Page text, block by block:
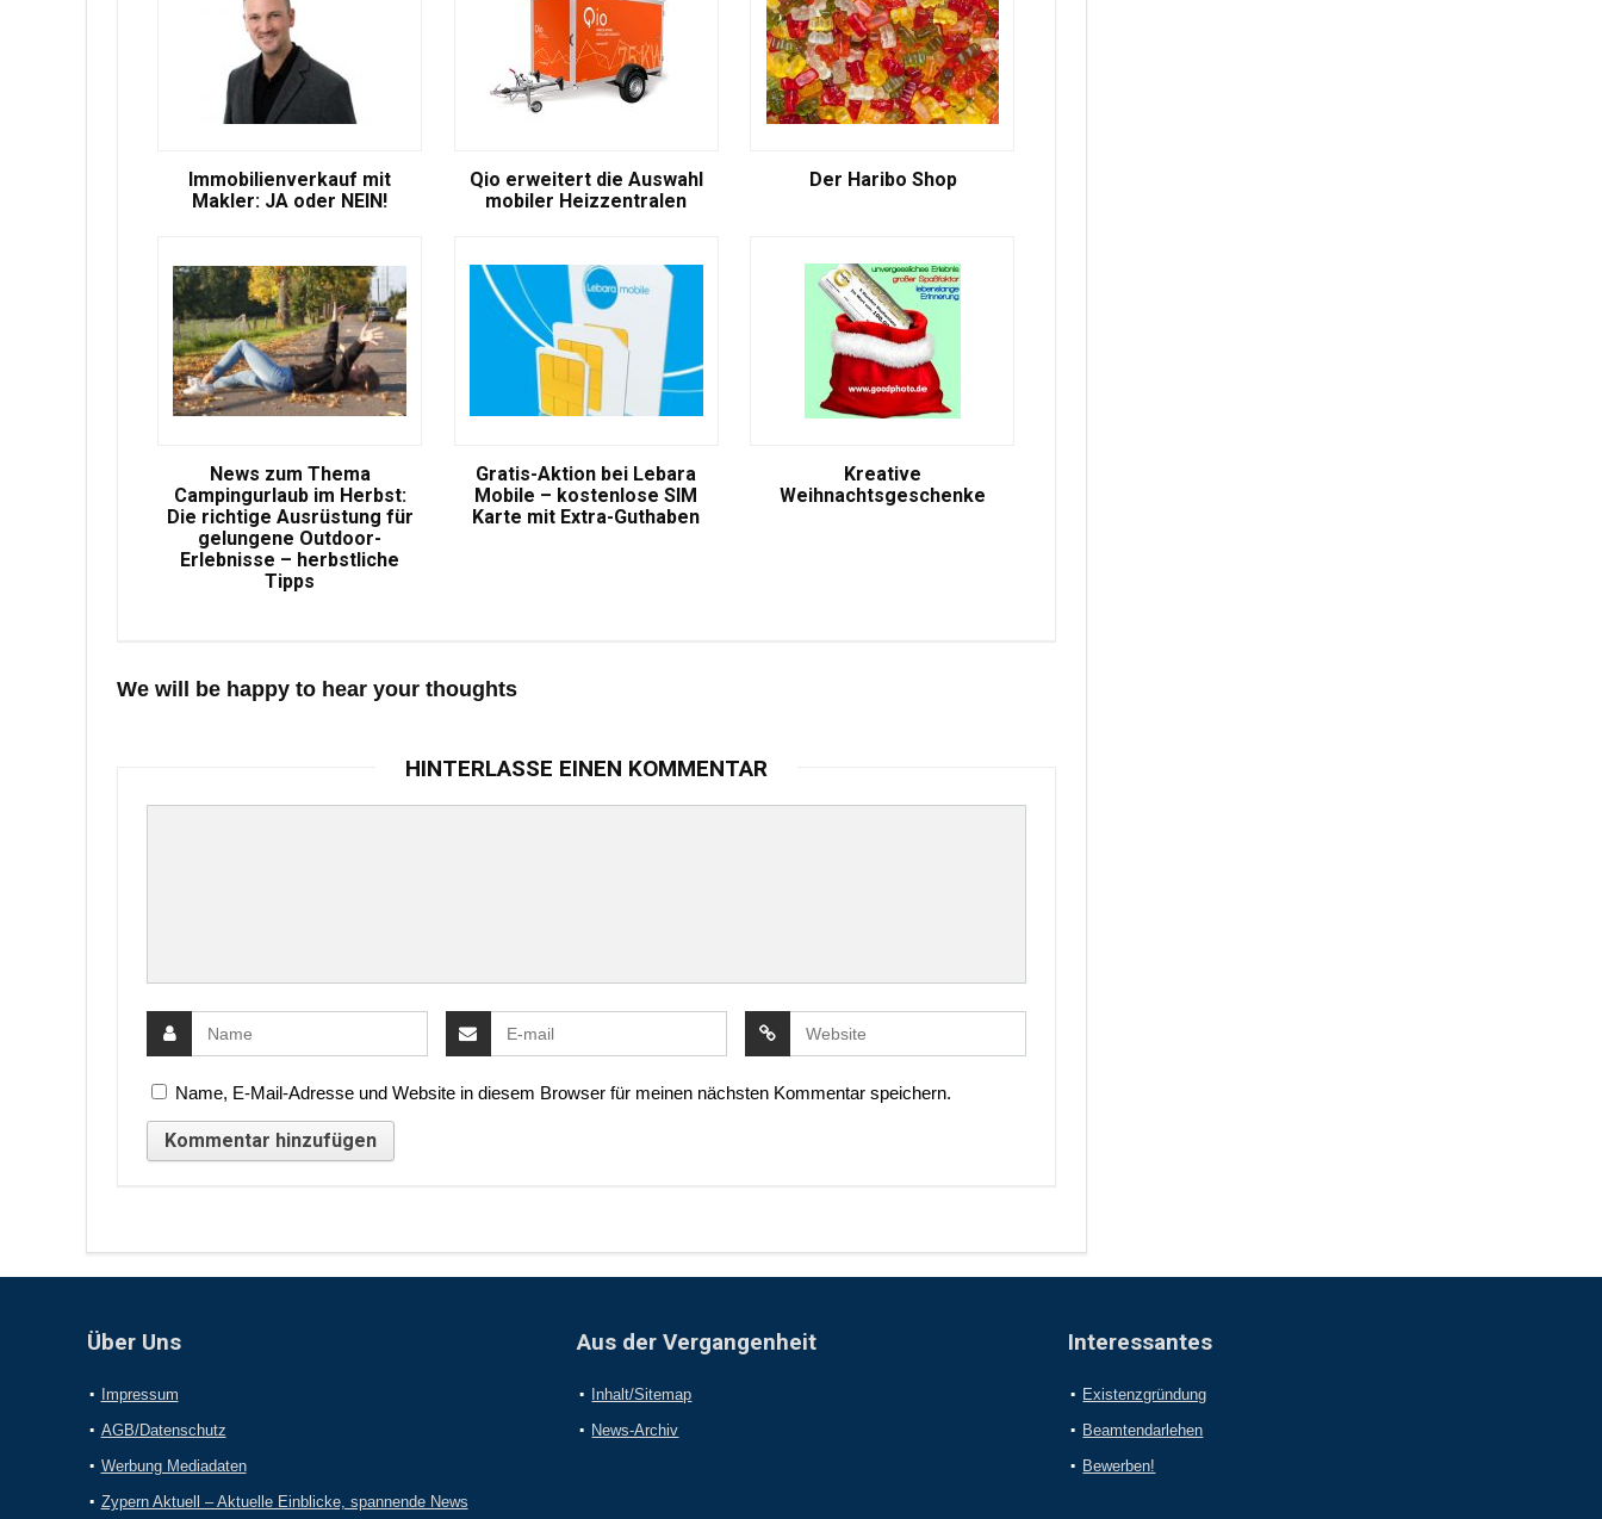
Immobilienverkauf mit
Makler: JA oder NEIN!
Qio erweitert die Auswahl
mobiler Heizzentralen
Der Haribo Shop
News zum Thema
Campingurlaub im Herbst:
Die richtige Ausrüstung für
gelungene Outdoor-
Erlebnisse – herbstliche
Tipps
Gratis-Aktion bei Lebara
Mobile – kostenlose SIM
Karte mit Extra-Guthaben
Kreative
Weihnachtsgeschenke
We will be happy to hear your thoughts
HINTERLASSE EINEN KOMMENTAR
Name, E-Mail-Adresse und Website in diesem Browser für meinen nächsten Kommentar speichern.
Über Uns
Impressum
AGB/Datenschutz
Werbung Mediadaten
Zypern Aktuell – Aktuelle Einblicke, spannende News
Aus der Vergangenheit
Inhalt/Sitemap
News-Archiv
Interessantes
Existenzgründung
Beamtendarlehen
Bewerben!